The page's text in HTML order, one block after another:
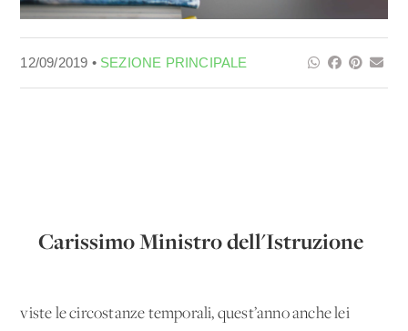
12/09/2019 • SEZIONE PRINCIPALE
Carissimo Ministro dell'Istruzione
viste le circostanze temporali, quest’anno anche lei